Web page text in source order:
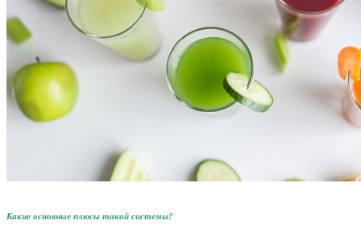
Какие основные плюсы такой системы?